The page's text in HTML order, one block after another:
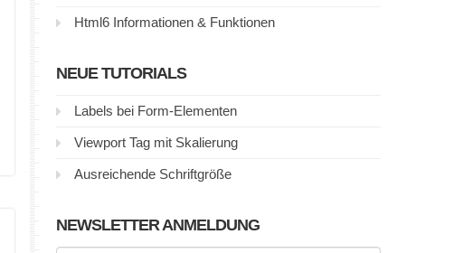
Html6 Informationen & Funktionen
NEUE TUTORIALS
Labels bei Form-Elementen
Viewport Tag mit Skalierung
Ausreichende Schriftgröße
NEWSLETTER ANMELDUNG